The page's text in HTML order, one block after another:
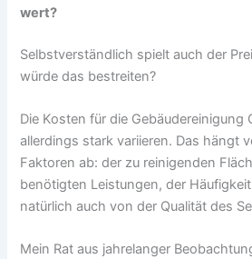
wert?
Selbstverständlich spielt auch der
würde das bestreiten?
Die Kosten für die Gebäudereinigung
allerdings stark variieren. Das hängt
Faktoren ab: der zu reinigenden
benötigten Leistungen, der
natürlich auch von der Qualität des
Mein Rat aus jahrelanger